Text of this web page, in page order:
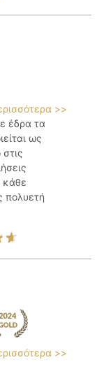
>>
έδρα τα
ως
κάθε
πολυετή
>>